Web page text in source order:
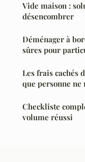
Vide maison :
désencombrer
Déménager à
sûres pour
Les frais cachés
que personne ne
Checkliste
volume réussi